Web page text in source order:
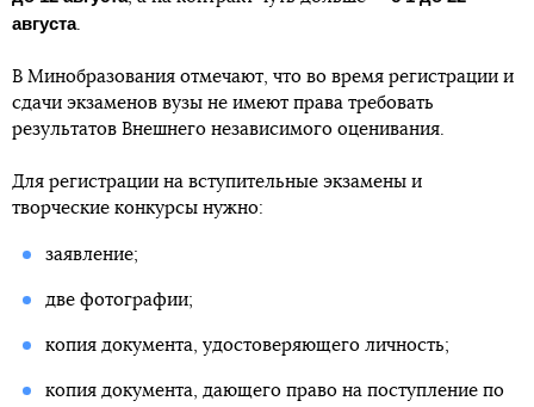
августа.
В Минобразования отмечают, что во время регистрации и
сдачи экзаменов вузы не имеют права требовать
результатов Внешнего независимого оценивания.
Для регистрации на вступительные экзамены и
творческие конкурсы нужно:
заявление;
две фотографии;
копия документа, удостоверяющего личность;
копия документа, дающего право на поступление по